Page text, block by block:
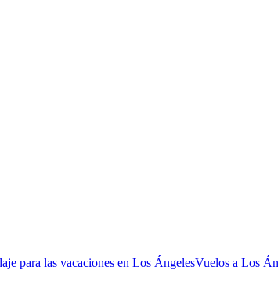
para las vacaciones en Los ÁngelesVuelos a Los